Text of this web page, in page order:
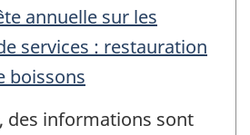
annuelle sur les
services : restauration
boissons
des informations sont